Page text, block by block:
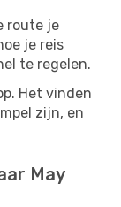
route je
je reis
te regelen.
Het vinden
zijn, en
May